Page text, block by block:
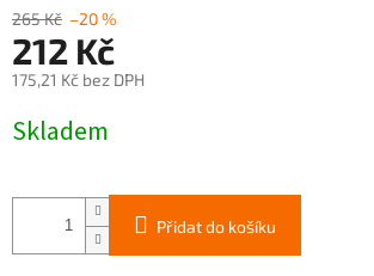
265 Kč –20 %
212 Kč
175,21 Kč bez DPH
cena:
Skladem
Přidat do košíku